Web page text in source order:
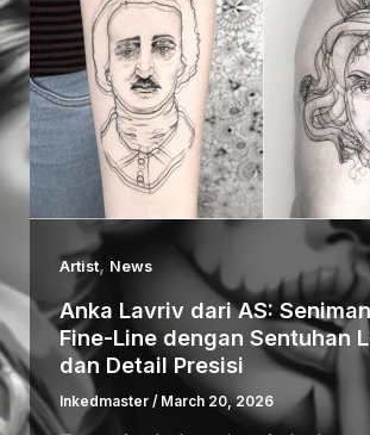
Artist, News
Anka Lavriv dari AS:
Fine-Line dengan Sentuhan
dan Detail Presisi
Inkedmaster / March 20, 2026